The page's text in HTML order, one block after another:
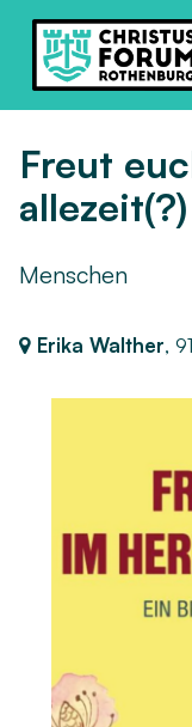
Freut
allezeit(?)
Menschen
Erika Walther,